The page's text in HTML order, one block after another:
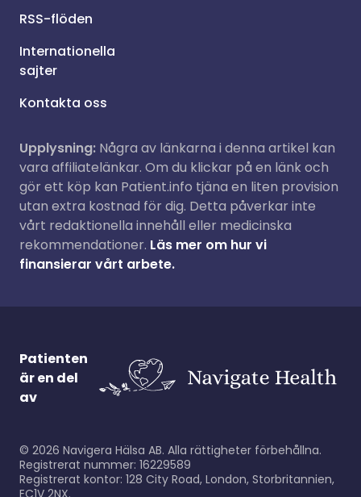
RSS-flöden
Internationella
sajter
Kontakta oss
Upplysning: Några av länkarna i denna artikel kan
vara affiliatelänkar. Om du klickar på en länk och
gör ett köp kan Patient.info tjäna en liten provision
utan extra kostnad för dig. Detta påverkar inte
vårt redaktionella innehåll eller medicinska
rekommendationer. Läs mer om hur vi
finansierar vårt arbete.
Patienten
är en del
av
© 2026 Navigera Hälsa AB. Alla rättigheter förbehållna.
Registrerat nummer: 16229589
Registrerat kontor: 128 City Road, London, Storbritannien,
EC1V 2NX.